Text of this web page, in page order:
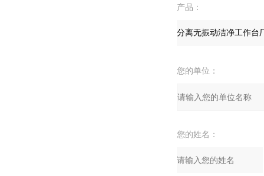
产品：
您的单位：
您的姓名：